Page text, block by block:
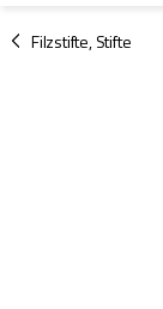
Filzstifte, Stifte
/